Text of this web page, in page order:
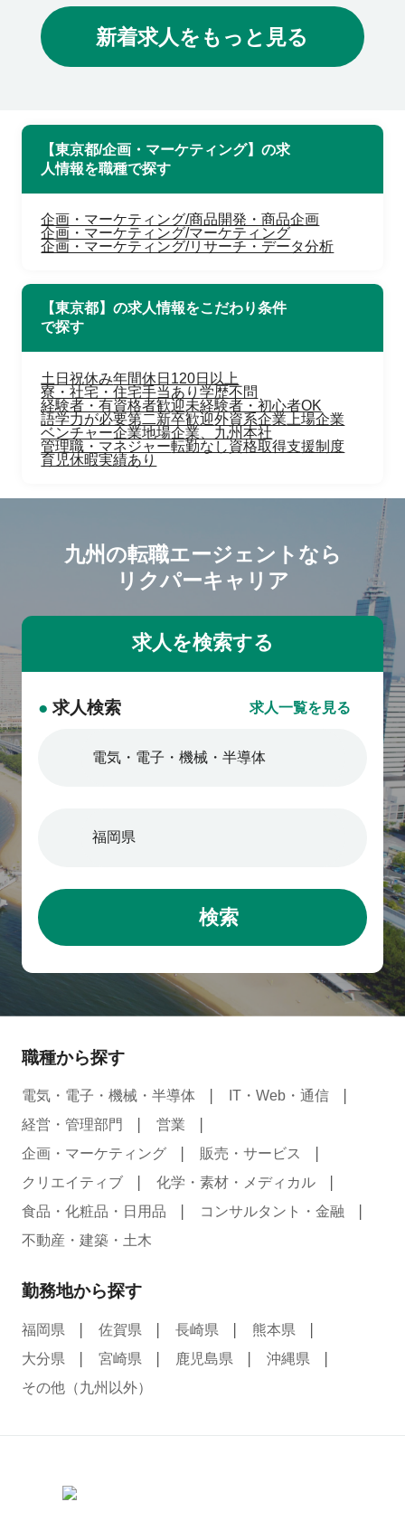
新着求人をもっと見る
【東京都/企画・マーケティング】の求
人情報を職種で探す
企画・マーケティング/商品開発・商品企画
企画・マーケティング/マーケティング
企画・マーケティング/リサーチ・データ分析
【東京都】の求人情報をこだわり条件
で探す
土日祝休み年間休日120日以上
寮・社宅・住宅手当あり学歴不問
経験者・有資格者歓迎未経験者・初心者OK
語学力が必要第二新卒歓迎外資系企業 上場企業
ベンチャー企業地場企業、九州本社
管理職・マネジャー転勤なし資格取得支援制度
育児休暇実績あり
九州の転職エージェントなら
リクパーキャリア
● 求人検索 求人一覧を見る
検索
職種から探す
電気・電子・機械・半導体
IT・Web・通信
経営・管理部門
営業
企画・マーケティング
販売・サービス
クリエイティブ
化学・素材・メディカル
食品・化粧品・日用品
コンサルタント・金融
不動産・建築・土木
勤務地から探す
福岡県 佐賀県 長崎県
熊本県
大分県
宮崎県 鹿児島県
沖縄県
その他（九州以外）